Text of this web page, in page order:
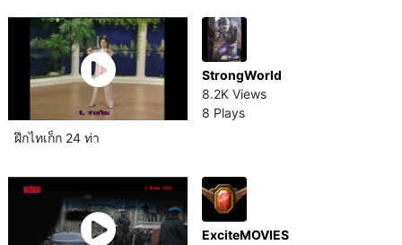
StrongWorld
8.2K Views
8 Plays
ฝึกไทเก็ก 24 ท่า
ExciteMOVIES